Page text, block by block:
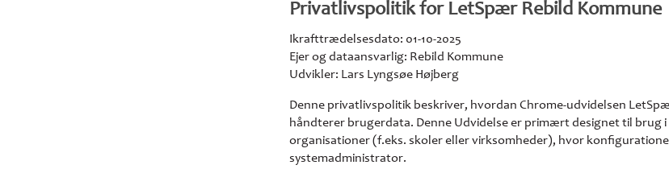
Privatlivspolitik for LetSpær Rebild Kommune
Ikrafttrædelsesdato: 01-10-2025
Ejer og dataansvarlig: Rebild Kommune
Udvikler: Lars Lyngsøe Højberg
Denne privatlivspolitik beskriver, hvordan Chrome-udvidelsen
håndterer brugerdata. Denne Udvidelse er primært designet til brug
organisationer (f.eks. skoler eller virksomheder), hvor
systemadministrator.